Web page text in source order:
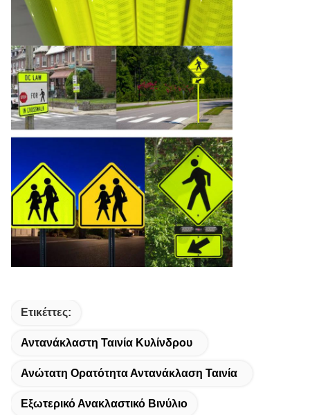
Ετικέττες:
Αντανάκλαστη Ταινία Κυλίνδρου
Ανώτατη Ορατότητα Αντανάκλαση Ταινία
Εξωτερικό Ανακλαστικό Βινύλιο